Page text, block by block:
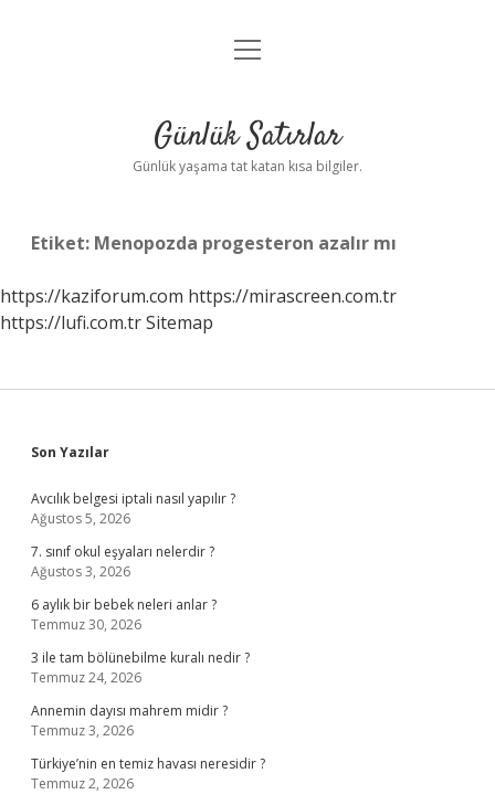
Anasayfa
Yasal Uyarı
menüyü
Günlük Satırlar
Günlük yaşama tat katan kısa bilgiler.
Etiket: Menopozda progesteron azalır mı
https://kaziforum.com https://mirascreen.com.tr
https://lufi.com.trSitemap
Sidebar
Son Yazılar
Avcılık belgesi iptali nasıl yapılır ?
Ağustos 5, 2026
7. sınıf okul eşyaları nelerdir ?
Ağustos 3, 2026
6 aylık bir bebek neleri anlar ?
Temmuz 30, 2026
3 ile tam bölünebilme kuralı nedir ?
Temmuz 24, 2026
Annemin dayısı mahrem midir ?
Temmuz 3, 2026
Türkiye’nin en temiz havası neresidir ?
Temmuz 2, 2026